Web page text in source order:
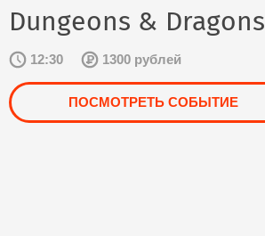
Dungeons & Dragons
12:30 1300 рублей
ПОСМОТРЕТЬ СОБЫТИЕ